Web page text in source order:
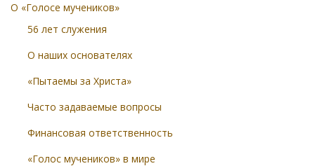
О «Голосе мучеников»
56 лет служения
О наших основателях
«Пытаемы за Христа»
Часто задаваемые вопросы
Финансовая ответственность
«Голос мучеников» в мире